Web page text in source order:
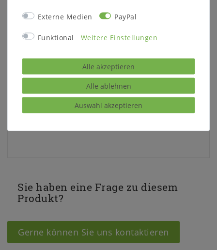
Beschreibung:
Vorhang für 1 Bettseite
passend zum mittelhohen Hochbett
Farbe 22 - Türkisblau
Sie haben eine Frage zu diesem
Produkt?
Gerne können Sie uns kontaktieren
Externe Medien PayPal
Funktional Weitere Einstellungen
Alle akzeptieren
Alle ablehnen
Auswahl akzeptieren